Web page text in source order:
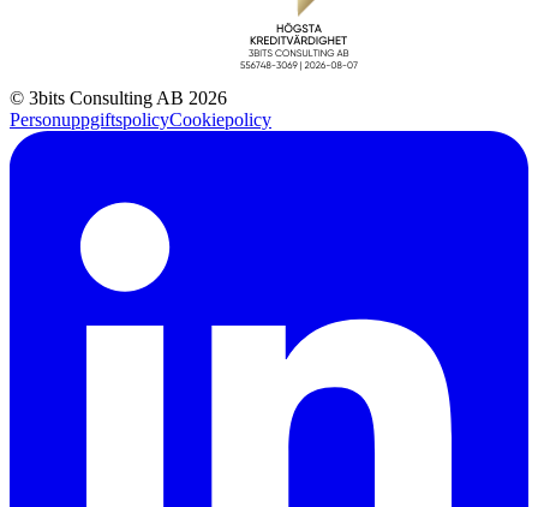
© 3bits Consulting AB 2026
PersonuppgiftspolicyCookiepolicy